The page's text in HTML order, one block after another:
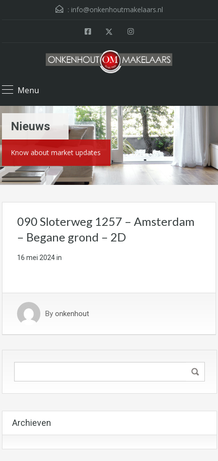
: info@onkenhoutmakelaars.nl
Menu
Nieuws
Know about market updates
090 Sloterweg 1257 – Amsterdam
– Begane grond – 2D
16 mei 2024in
By onkenhout
Archieven